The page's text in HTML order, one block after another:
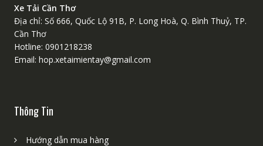
Xe Tải Cần Thơ
Địa chỉ: Số 666, Quốc Lộ 91B, P. Long Hoà, Q. Bình Thuỷ, TP.
Cần Thơ
Hotline: 0901218238
Email: hop.xetaimientay@gmail.com
Thông Tin
Hướng dẫn mua hàng